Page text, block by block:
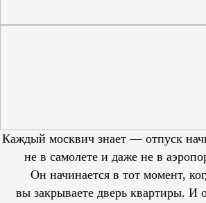
Каждый москвич знает — отпуск
не в самолете и даже не в
Он начинается в тот момент,
вы закрываете дверь квартиры. И